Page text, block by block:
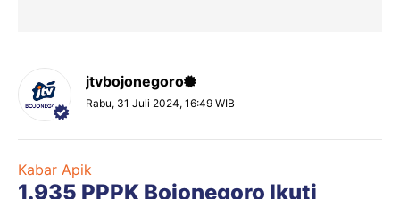
jtvbojonegoro
Rabu, 31 Juli 2024, 16:49 WIB
Kabar Apik
1.935 PPPK Bojonegoro Ikuti